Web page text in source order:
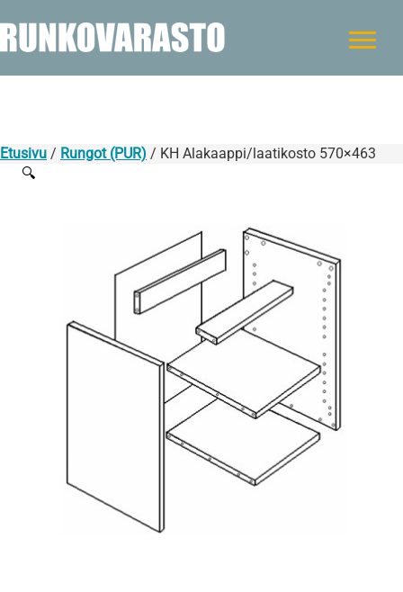
Etusivu / Rungot (PUR) / KH Alakaappi/laatikosto 570×463
🔍